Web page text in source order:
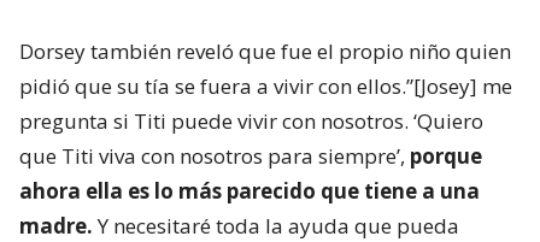
Dorsey también reveló que fue el propio niño quien
pidió que su tía se fuera a vivir con ellos.”[Josey] me
pregunta si Titi puede vivir con nosotros. ‘Quiero
que Titi viva con nosotros para siempre’, porque
ahora ella es lo más parecido que tiene a una
madre.Y necesitaré toda la ayuda que pueda